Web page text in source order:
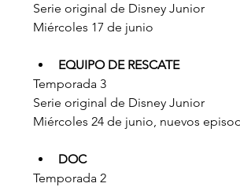
Serie original de Disney Junior
Miércoles 17 de junio
EQUIPO DE RESCATE
Temporada 3
Serie original de Disney Junior
Miércoles 24 de junio, nuevos
DOC
Temporada 2